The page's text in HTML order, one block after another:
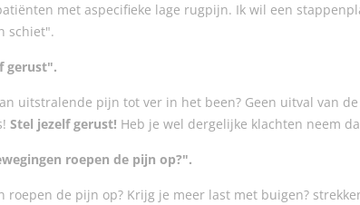
met aspecifieke lage rugpijn. Ik wil een
schiet".
gerust".
uitstralende pijn tot ver in het been? Geen uitval van
Stel jezelf gerust! Heb je wel dergelijke klachten neem
roepen de pijn op?".
roepen de pijn op? Krijg je meer last met buigen?